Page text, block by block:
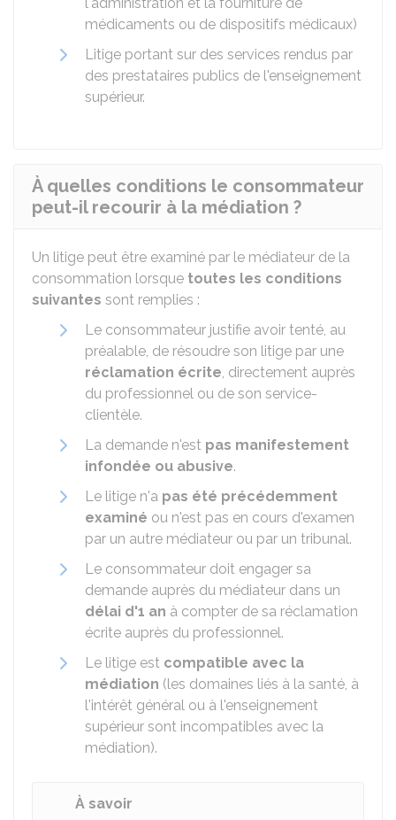
médicaments ou de dispositifs médicaux)
Litige portant sur des services rendus par
des prestataires publics de l'enseignement
supérieur.
À quelles conditions le consommateur
peut-il recourir à la médiation ?
Un litige peut être examiné par le médiateur de la
consommation lorsque toutes les conditions
suivantes sont remplies :
Le consommateur justifie avoir tenté, au
préalable, de résoudre son litige par une
réclamation écrite, directement auprès
du professionnel ou de son service-
clientèle.
La demande n'est pas manifestement
infondée ou abusive.
Le litige n'a pas été précédemment
examiné ou n'est pas en cours d'examen
par un autre médiateur ou par un tribunal.
Le consommateur doit engager sa
demande auprès du médiateur dans un
délai d'1 an à compter de sa réclamation
écrite auprès du professionnel.
Le litige est compatible avec la
médiation (les domaines liés à la santé, à
l'intérêt général ou à l'enseignement
supérieur sont incompatibles avec la
médiation).
À savoir